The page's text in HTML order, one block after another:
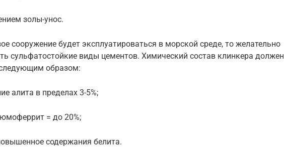
золы-унос.
сооружение будет эксплуатироваться в морской среде, то желательно
сульфатостойкие виды цементов. Химический состав клинкера должен
образом:
алита в пределах 3-5%;
= до 20%;
содержания белита.